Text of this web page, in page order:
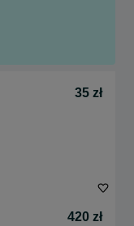
35 zł
420 zł